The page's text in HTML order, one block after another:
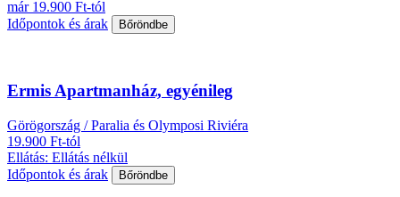
már 19.900 Ft-tól
Időpontok és árak
Bőröndbe
Ermis Apartmanház, egyénileg
Görögország / Paralia és Olymposi Riviéra
19.900 Ft-tól
Ellátás: Ellátás nélkül
Időpontok és árak
Bőröndbe